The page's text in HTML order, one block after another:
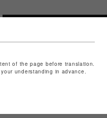
of the page before translation.
understanding in advance.